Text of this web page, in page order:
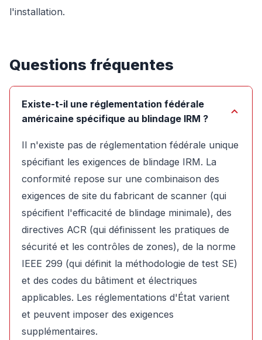
l'installation.
Questions fréquentes
Existe-t-il une réglementation fédérale
américaine spécifique au blindage IRM ?
Il n'existe pas de réglementation fédérale unique
spécifiant les exigences de blindage IRM. La
conformité repose sur une combinaison des
exigences de site du fabricant de scanner (qui
spécifient l'efficacité de blindage minimale), des
directives ACR (qui définissent les pratiques de
sécurité et les contrôles de zones), de la norme
IEEE 299 (qui définit la méthodologie de test SE)
et des codes du bâtiment et électriques
applicables. Les réglementations d'État varient
et peuvent imposer des exigences
supplémentaires.